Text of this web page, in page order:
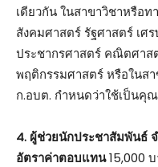
เดียวกัน ในสาขาวิชาหรือท
สังคมศาสตร์ รัฐศาสตร์ เศ
ประชากรศาสตร์ คณิตศาส
พฤติกรรมศาสตร์ หรือในส
ก.อบต. กำหนดว่าใช้เป็นคุ
4. ผู้ช่วยนักประชาสัมพันธ์
อัตราค่าตอบแทน15,000